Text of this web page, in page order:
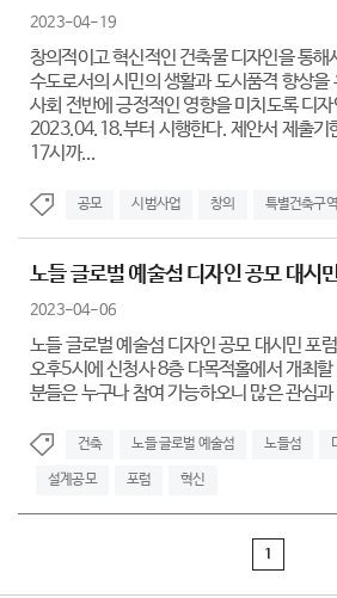
2023-04-19
창의적이고 혁신적인 건축물 디자인을 통해
수도로서의 시민의 생활과 도시품격 향상을
사회 전반에 긍정적인 영향을 미치도록 디
2023.04.18.부터 시행한다. 제안서 제출
17시까...
공모 시범사업 창의 특별건축구역
노들 글로벌 예술섬 디자인 공모 대시
2023-04-06
노들 글로벌 예술섬 디자인 공모 대시민
오후5시에 신청사 8층 다목적홀에서 개최
분들은 누구나 참여 가능하오니 많은 관심
건축 노들 글로벌 예술섬 노들섬
설계공모 포럼 혁신
1